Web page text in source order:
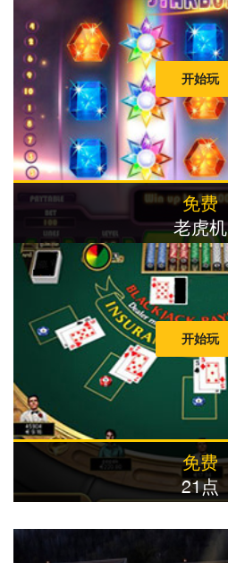
免费
老虎机
开始玩
免费
21点
开始玩